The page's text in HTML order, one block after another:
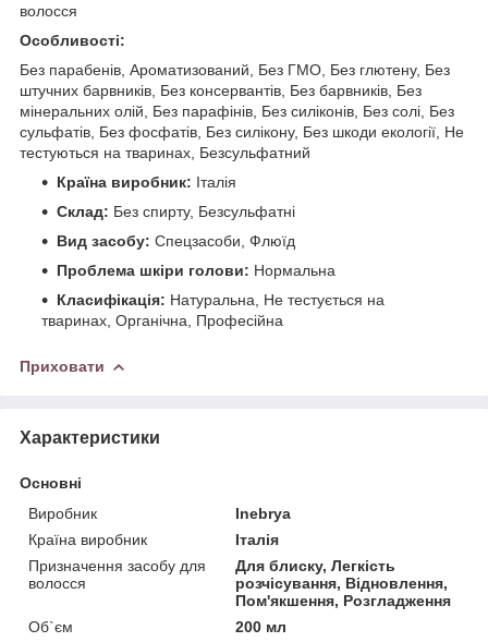
волосся
Особливості:
Без парабенів, Ароматизований, Без ГМО, Без глютену, Без
штучних барвників, Без консервантів, Без барвників, Без
мінеральних олій, Без парафінів, Без силіконів, Без солі, Без
сульфатів, Без фосфатів, Без силікону, Без шкоди екології, Не
тестуються на тваринах, Безсульфатний
Країна виробник: Італія
Склад: Без спирту, Безсульфатні
Вид засобу: Спецзасоби, Флюїд
Проблема шкіри голови: Нормальна
Класифікація: Натуральна, Не тестується на
тваринах, Органічна, Професійна
Приховати
Характеристики
Основні
Виробник
Inebrya
Країна виробник
Італія
Призначення засобу для
волосся
Для блиску, Легкість
розчісування, Відновлення,
Пом'якшення, Розгладження
Об`єм
200 мл